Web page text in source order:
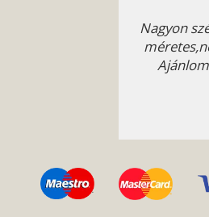
Nagyon